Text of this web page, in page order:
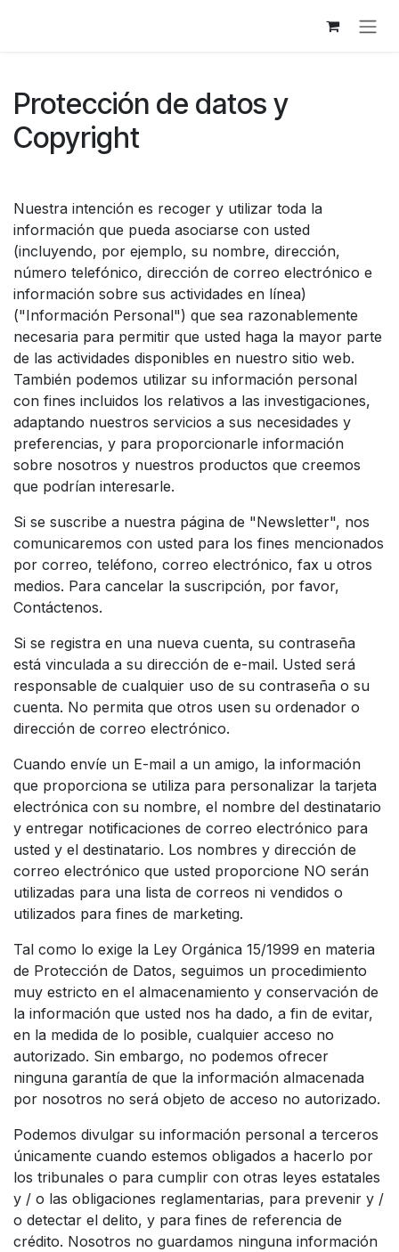
Protección de datos y
Copyright
Nuestra intención es recoger y utilizar toda la
información que pueda asociarse con usted
(incluyendo, por ejemplo, su nombre, dirección,
número telefónico, dirección de correo electrónico e
información sobre sus actividades en línea)
("Información Personal") que sea razonablemente
necesaria para permitir que usted haga la mayor parte
de las actividades disponibles en nuestro sitio web.
También podemos utilizar su información personal
con fines incluidos los relativos a las investigaciones,
adaptando nuestros servicios a sus necesidades y
preferencias, y para proporcionarle información
sobre nosotros y nuestros productos que creemos
que podrían interesarle.
Si se suscribe a nuestra página de "Newsletter", nos
comunicaremos con usted para los fines mencionados
por correo, teléfono, correo electrónico, fax u otros
medios. Para cancelar la suscripción, por favor,
Contáctenos.
Si se registra en una nueva cuenta, su contraseña
está vinculada a su dirección de e-mail. Usted será
responsable de cualquier uso de su contraseña o su
cuenta. No permita que otros usen su ordenador o
dirección de correo electrónico.
Cuando envíe un E-mail a un amigo, la información
que proporciona se utiliza para personalizar la tarjeta
electrónica con su nombre, el nombre del destinatario
y entregar notificaciones de correo electrónico para
usted y el destinatario. Los nombres y dirección de
correo electrónico que usted proporcione NO serán
utilizadas para una lista de correos ni vendidos o
utilizados para fines de marketing.
Tal como lo exige la Ley Orgánica 15/1999 en materia
de Protección de Datos, seguimos un procedimiento
muy estricto en el almacenamiento y conservación de
la información que usted nos ha dado, a fin de evitar,
en la medida de lo posible, cualquier acceso no
autorizado. Sin embargo, no podemos ofrecer
ninguna garantía de que la información almacenada
por nosotros no será objeto de acceso no autorizado.
Podemos divulgar su información personal a terceros
únicamente cuando estemos obligados a hacerlo por
los tribunales o para cumplir con otras leyes estatales
y / o las obligaciones reglamentarias, para prevenir y /
o detectar el delito, y para fines de referencia de
crédito. Nosotros no guardamos ninguna información